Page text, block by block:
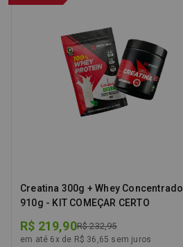
Creatina 300g + Whey Concentrado
910g - KIT COMEÇAR CERTO
R$ 219,90R$ 232,95
em até 6x de R$ 36,65 sem juros